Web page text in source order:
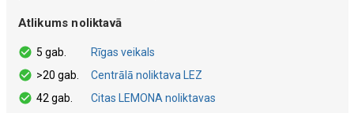
Atlikums noliktavā
5 gab.
Rīgas veikals
>20 gab.
Centrālā noliktava LEZ
42 gab.
Citas LEMONA noliktavas